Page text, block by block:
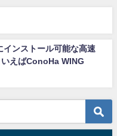
ンストール可能な高速
えばConoHa WING